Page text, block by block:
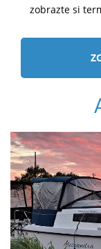
zobrazte si